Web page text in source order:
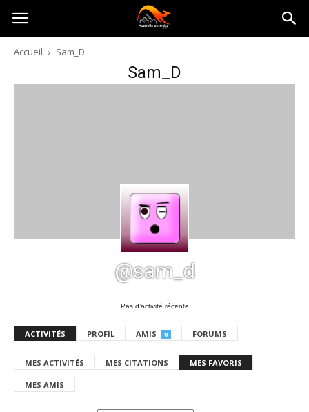
Australia-
australie.com
Accueil Sam_D
Sam_D
@sam_d
Pas d’activité récente
ACTIVITÉS PROFIL AMIS 0 FORUMS
MES ACTIVITÉS MES CITATIONS MES FAVORIS
MES AMIS